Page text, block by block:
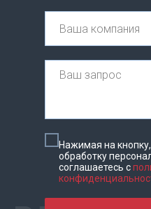
Нажимая на
обработку
соглашаетесь c